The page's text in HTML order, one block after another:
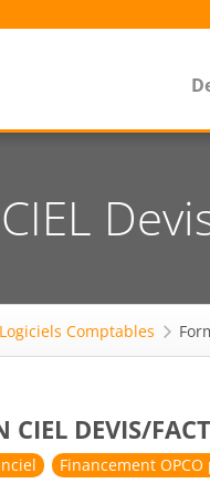
Logiciels Comptables
CIEL DEVIS/
Financement